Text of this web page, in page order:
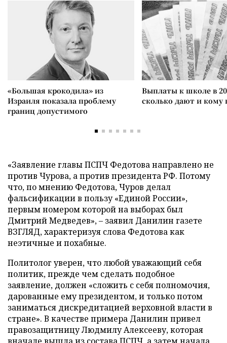
«Большая крокодила» из
Израиля показала проблему
границ допустимого
Выплаты к школе в
сколько дают и
«Заявление главы ПСПЧ Федотова направлено не
против Чурова, а против президента РФ. Потому
что, по мнению Федотова, Чуров делал
фальсификации в пользу «Единой России»,
первым номером которой на выборах был
Дмитрий Медведев», – заявил Данилин газете
ВЗГЛЯД, характеризуя слова Федотова как
неэтичные и похабные.
Политолог уверен, что любой уважающий себя
политик, прежде чем сделать подобное
заявление, должен «сложить с себя полномочия,
дарованные ему президентом, и только потом
заниматься дискредитацией верховной власти в
стране». В качестве примера Данилин привел
правозащитницу Людмилу Алексееву, которая